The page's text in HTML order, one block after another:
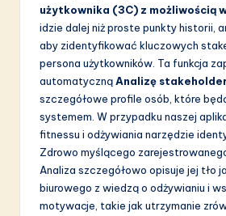
użytkownika (3C) z możliwością
idzie dalej niż proste punkty historii,
aby zidentyfikować kluczowych
persona użytkowników. Ta funkcja
automatycznąAnalizę
szczegółowe profile osób, które
systemem. W przypadku naszej
fitnessu i odżywiania narzędzie
Zdrowo myślącego
Analiza szczegółowo opisuje jej tło
biurowego z wiedzą o odżywianiu i
motywacje, takie jak utrzymanie